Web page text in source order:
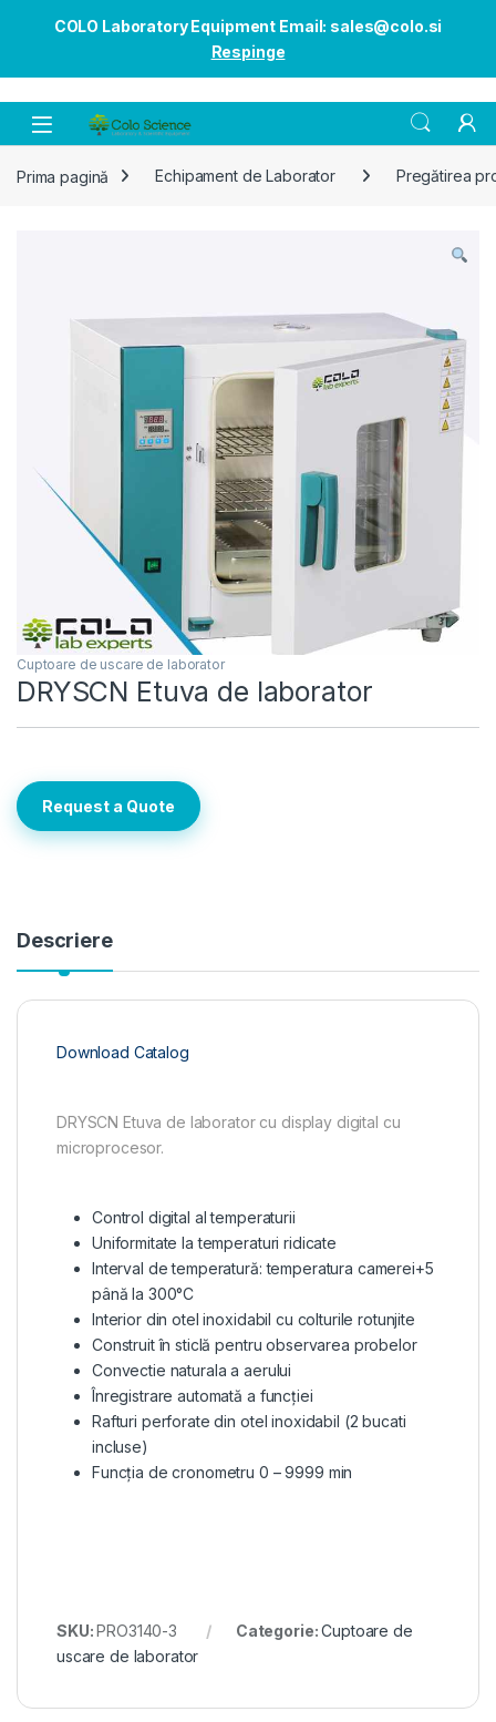
COLO Laboratory Equipment Email: sales@colo.si
Respinge
Open
Prima pagină Echipament de Laborator Pregătirea
Cuptoare de uscare de laborator
DRYSCN Etuva de laborator
Request a Quote
Descriere
Download Catalog
DRYSCN Etuva de laborator cu display digital cu
microprocesor.
Control digital al temperaturii
Uniformitate la temperaturi ridicate
Interval de temperatură: temperatura camerei+5
până la 300°C
Interior din otel inoxidabil cu colturile rotunjite
Construit în sticlă pentru observarea probelor
Convectie naturala a aerului
Înregistrare automată a funcției
Rafturi perforate din otel inoxidabil (2 bucati
incluse)
Funcția de cronometru 0 – 9999 min
SKU:PRO3140-3 Categorie:Cuptoare de
uscare de laborator